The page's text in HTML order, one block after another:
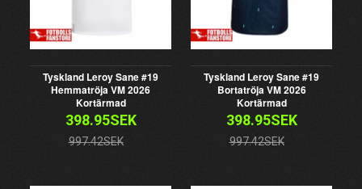
Tyskland Leroy Sane #19
Hemmatröja VM 2026
Kortärmad
398.95SEK
997.42SEK
Tyskland Leroy Sane #19
Bortatröja VM 2026
Kortärmad
398.95SEK
997.42SEK